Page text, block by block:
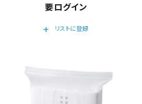
要ログイン
add
リストに登録